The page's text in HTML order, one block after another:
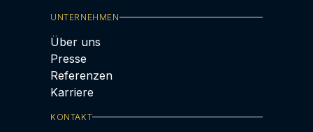
UNTERNEHMEN
Über uns
Presse
Referenzen
Karriere
KONTAKT